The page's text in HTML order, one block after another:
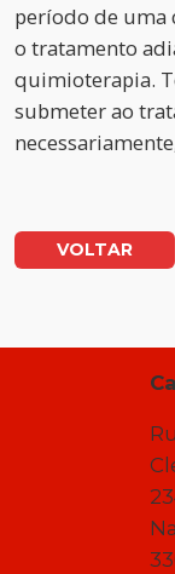
período de uma
o tratamento
quimioterapia.
submeter ao
VOLTAR